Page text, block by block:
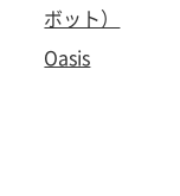
ボット）
Oasis